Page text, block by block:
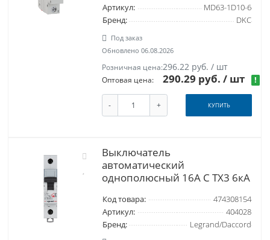
Артикул:
MD63-1D10-6
Бренд:
DKC
Под заказ
Обновлено 06.08.2026
Розничная цена:296.22 руб. / шт
Оптовая цена: 290.29 руб./ шт !
- + КУПИТЬ
Выключатель
автоматический
однополюсный 16А C TX3 6кА
Код товара:
474308154
Артикул:
404028
Бренд:
Legrand/Daccord